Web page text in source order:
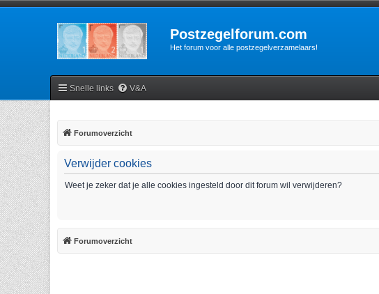
Postzegelforum.com
Het forum voor alle postzegelverzamelaars!
Snelle links V&A
Forumoverzicht
Verwijder cookies
Weet je zeker dat je alle cookies ingesteld door dit forum wil verwijderen?
Forumoverzicht